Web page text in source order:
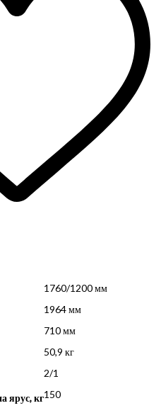
1760/1200 мм
1964 мм
710 мм
50,9 кг
2/1
ярус, кг150